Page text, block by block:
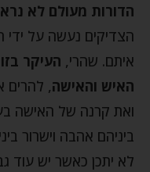
הדורות מעולם לא
הצדיקים נעשה על ידי
איתם. שהרי, העיקר
האיש והאישה, להרים
ואת קרנה של האישה
ביניהם אהבה וישרור
לא יתכן כאשר יש עוד